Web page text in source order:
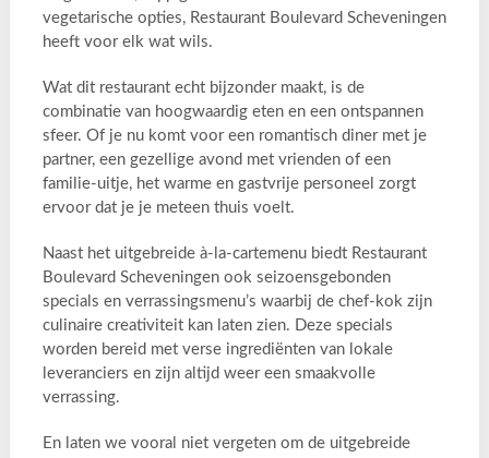
vegetarische opties, Restaurant Boulevard Scheveningen
heeft voor elk wat wils.
Wat dit restaurant echt bijzonder maakt, is de
combinatie van hoogwaardig eten en een ontspannen
sfeer. Of je nu komt voor een romantisch diner met je
partner, een gezellige avond met vrienden of een
familie-uitje, het warme en gastvrije personeel zorgt
ervoor dat je je meteen thuis voelt.
Naast het uitgebreide à-la-cartemenu biedt Restaurant
Boulevard Scheveningen ook seizoensgebonden
specials en verrassingsmenu’s waarbij de chef-kok zijn
culinaire creativiteit kan laten zien. Deze specials
worden bereid met verse ingrediënten van lokale
leveranciers en zijn altijd weer een smaakvolle
verrassing.
En laten we vooral niet vergeten om de uitgebreide